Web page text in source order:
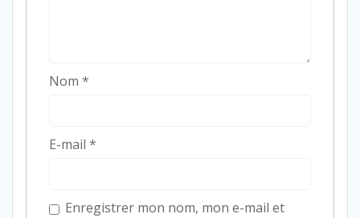
Nom *
E-mail *
Enregistrer mon nom, mon e-mail et